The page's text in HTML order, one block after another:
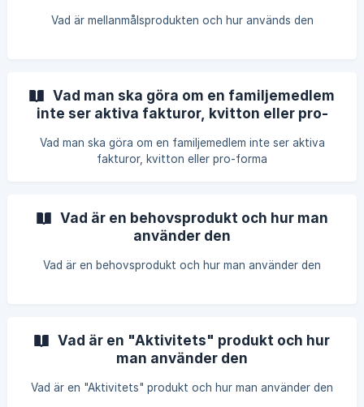
Vad är mellanmålsprodukten och hur används den
Vad man ska göra om en familjemedlem
inte ser aktiva fakturor, kvitton eller pro-
Vad man ska göra om en familjemedlem inte ser aktiva
fakturor, kvitton eller pro-forma
Vad är en behovsprodukt och hur man
använder den
Vad är en behovsprodukt och hur man använder den
Vad är en "Aktivitets" produkt och hur
man använder den
Vad är en "Aktivitets" produkt och hur man använder den